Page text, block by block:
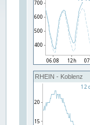
RHEIN - Koblenz